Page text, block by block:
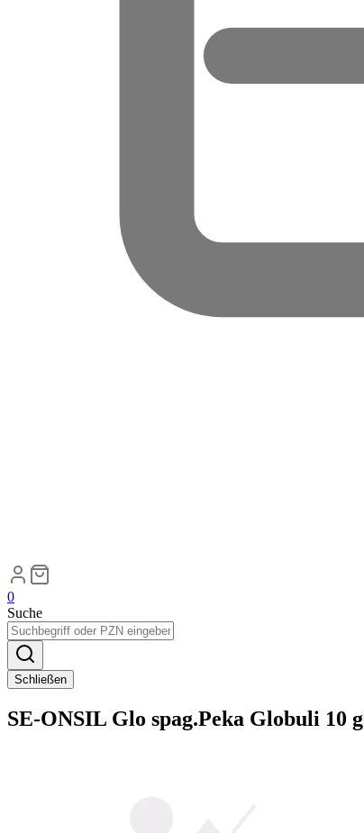
0
Suche
Schließen
SE-ONSIL Glo spag.Peka Globuli 10 g